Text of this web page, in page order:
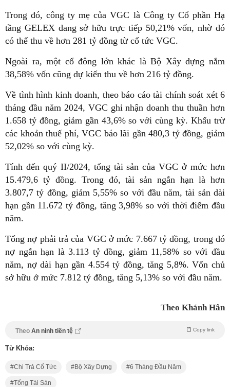
Trong đó, công ty mẹ của VGC là Công ty Cổ phần Hạ
tầng GELEX đang sở hữu trực tiếp 50,21% vốn, nhờ đó
có thể thu về hơn 281 tỷ đồng từ cổ tức VGC.
Ngoài ra, một cổ đông lớn khác là Bộ Xây dựng nắm
38,58% vốn cũng dự kiến thu về hơn 216 tỷ đồng.
Về tình hình kinh doanh, theo báo cáo tài chính soát xét 6
tháng đầu năm 2024, VGC ghi nhận doanh thu thuần hơn
1.658 tỷ đồng, giảm gần 43,6% so với cùng kỳ. Khấu trừ
các khoản thuế phí, VGC báo lãi gần 480,3 tỷ đồng, giảm
52,02% so với cùng kỳ.
Tính đến quý II/2024, tổng tài sản của VGC ở mức hơn
15.479,6 tỷ đồng. Trong đó, tài sản ngắn hạn là hơn
3.807,7 tỷ đồng, giảm 5,55% so với đầu năm, tài sản dài
hạn gần 11.672 tỷ đồng, tăng 3,98% so với thời điểm đầu
năm.
Tổng nợ phải trả của VGC ở mức 7.667 tỷ đồng, trong đó
nợ ngắn hạn là 3.113 tỷ đồng, giảm 11,58% so với đầu
năm, nợ dài hạn gần 4.554 tỷ đồng, tăng 5,8%. Vốn chủ
sở hữu ở mức 7.812 tỷ đồng, tăng 5,13% so với đầu năm.
Theo Khánh Hân
Theo An ninh tiền tệ Copy link
Từ Khóa:
Chi Trả Cổ Tức Bộ Xây Dựng 6 Tháng Đầu Năm
Tổng Tài Sản